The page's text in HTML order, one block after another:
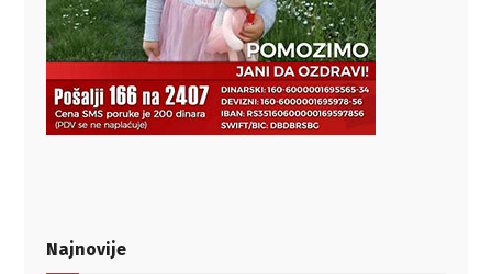
Najnovije